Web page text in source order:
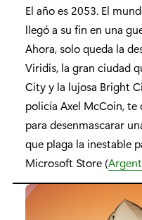
El año es 2053. El
llegó a su fin en una
Ahora, solo queda la
Viridis, la gran ciudad
City y la lujosa Bright
policía Axel McCoin, te
para desenmascarar
que plaga la inestable
Microsoft Store (